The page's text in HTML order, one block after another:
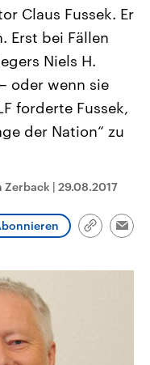
USA
Aktuelle Beiträge,
Hintergründe
Wirtschaftlich und
gehören die Vereinigten
den mächtigsten Ländern
mit großem Einfluss auf
Claus Fussek. Er
Erst bei Fällen
Niels H.
oder wenn sie
forderte Fussek,
der Nation“ zu
Zerback | 29.08.2017
Link